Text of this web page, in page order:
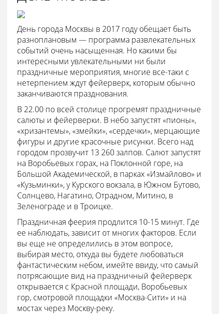
День города Москвы в 2017 году обещает быть
разноплановым — программа развлекательных
событий очень насыщенная. Но какими бы
интересными увлекательными ни были
праздничные мероприятия, многие все-таки с
нетерпением ждут фейерверк, которым обычно
заканчиваются празднования.
В 22.00 по всей столице прогремят праздничные
салюты и фейерверки. В небо запустят «пионы»,
«хризантемы», «змейки», «сердечки», мерцающие
фигуры и другие красочные рисунки. Всего над
городом прозвучит 13 260 залпов. Салют запустят
на Воробьевых горах, на Поклонной горе, на
Большой Академической, в парках «Измайлово» и
«Кузьминки», у Курского вокзала, в Южном Бутово,
Солнцево, Нагатино, Отрадном, Митино, в
Зеленограде и в Троицке.
Праздничная феерия продлится 10-15 минут. Где
ее наблюдать, зависит от многих факторов. Если
вы еще не определились в этом вопросе,
выбирая место, откуда вы будете любоваться
фантастическим небом, имейте ввиду, что самый
потрясающие вид на праздничный фейерверк
открывается с Красной площади, Воробьевых
гор, смотровой площадки «Москва-Сити» и на
мостах через Москву-реку.